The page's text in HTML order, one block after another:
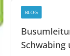
BLOG
Schwabing